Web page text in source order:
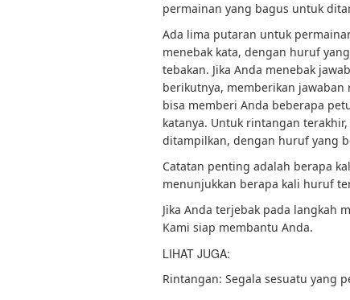
permainan yang bagus untuk
Ada lima putaran untuk
menebak kata, dengan huruf
tebakan. Jika Anda menebak
berikutnya, memberikan
bisa memberi Anda beberapa
katanya. Untuk rintangan
ditampilkan, dengan huruf yang
Catatan penting adalah berapa
menunjukkan berapa kali huruf
Jika Anda terjebak pada langkah
Kami siap membantu Anda.
LIHAT JUGA:
Rintangan: Segala sesuatu yang